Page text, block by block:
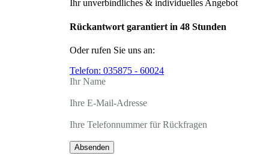
Ihr unverbindliches & individuelles Angebot
Rückantwort garantiert in 48 Stunden
Oder rufen Sie uns an:
Telefon: 035875 - 60024
Ihr Name
Ihre E-Mail-Adresse
Ihre Telefonnummer für Rückfragen
Absenden